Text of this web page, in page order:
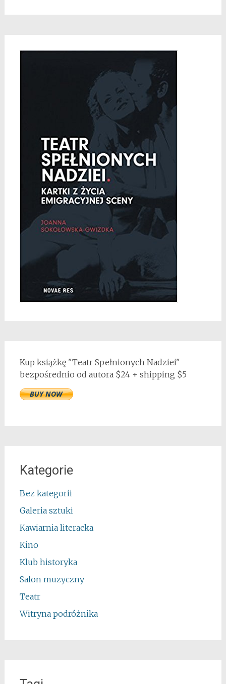
Kup książkę "Teatr Spełnionych Nadziei"
bezpośrednio od autora $24 + shipping $5
Kategorie
Bez kategorii
Galeria sztuki
Kawiarnia literacka
Kino
Klub historyka
Salon muzyczny
Teatr
Witryna podróżnika